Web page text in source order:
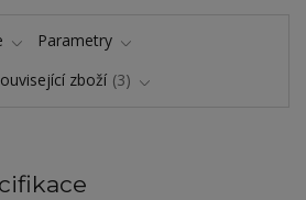
Parametry
zboží 3